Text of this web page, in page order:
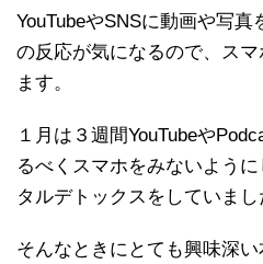
YouTubeやSNSに動画や写
の反応が気になるので、ス
ます。
１月は３週間YouTubeや
るべくスマホをみないよう
タルデトックスをしていまし
そんなときにとても興味深